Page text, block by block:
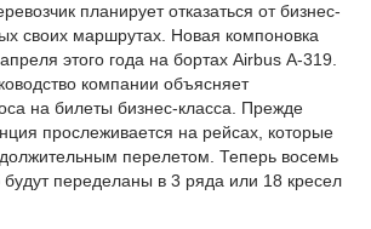
планирует отказаться от бизнес-
своих маршрутах. Новая компоновка
этого года на бортах Airbus А-319.
компании объясняет
на билеты бизнес-класса. Прежде
прослеживается на рейсах, которые
перелетом. Теперь восемь
будут переделаны в 3 ряда или 18 кресел